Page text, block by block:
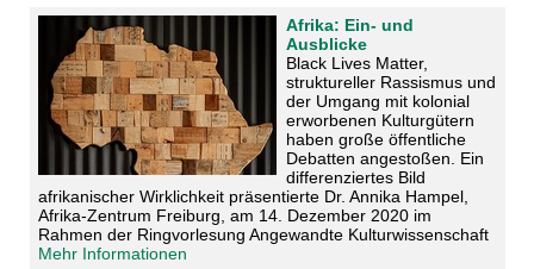
Afrika: Ein- und
Ausblicke
Black Lives Matter,
struktureller Rassismus und
der Umgang mit kolonial
erworbenen Kulturgütern
haben große öffentliche
Debatten angestoßen. Ein
differenziertes Bild
afrikanischer Wirklichkeit präsentierte Dr. Annika Hampel,
Afrika-Zentrum Freiburg, am 14. Dezember 2020 im
Rahmen der Ringvorlesung Angewandte Kulturwissenschaft
Mehr Informationen